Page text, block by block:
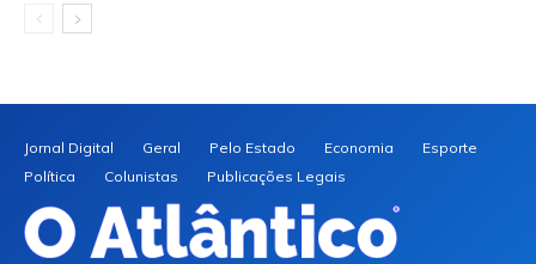
Jornal Digital Geral Pelo Estado Economia
Esporte
Política
Colunistas Publicações Legais